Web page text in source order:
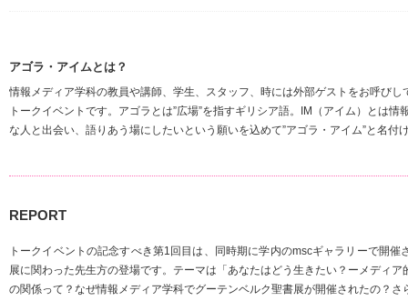
アゴラ・アイムとは？
情報メディア学科の教員や講師、学生、スタッフ、時には外部ゲストをお呼びし
トークイベントです。アゴラとは”広場”を指すギリシア語。IM（アイム）とは情
な人と出会い、語りあう場にしたいという願いを込めて”アゴラ・アイム”と名付
REPORT
トークイベントの記念すべき第1回目は、同時期に学内のmscギャラリーで開催
展に関わった先生方の登場です。テーマは「あなたはどう生きたい？ーメディ
の関係って？なぜ情報メディア学科でグーテンベルク聖書展が開催されたの？さ